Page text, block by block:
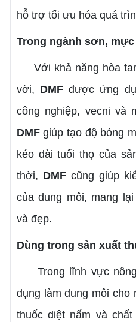
hỗ trợ tối ưu hóa quá
Trong ngành sơn, mực
Với khả năng hòa
vời, DMFđược ứng
công nghiệp, vecni và
DMFgiúp tạo độ bóng
kéo dài tuổi thọ của
thời, DMFcũng giúp
của dung môi, mang
và đẹp.
Dùng trong sản xuất
Trong lĩnh vực nông
dụng làm dung môi cho
thuốc diệt nấm và